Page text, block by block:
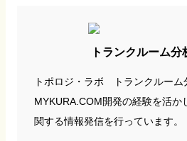
トランクルーム分
トポロジ・ラボ トランクルーム
MYKURA.COM開発の経験を活か
関する情報発信を行っています。